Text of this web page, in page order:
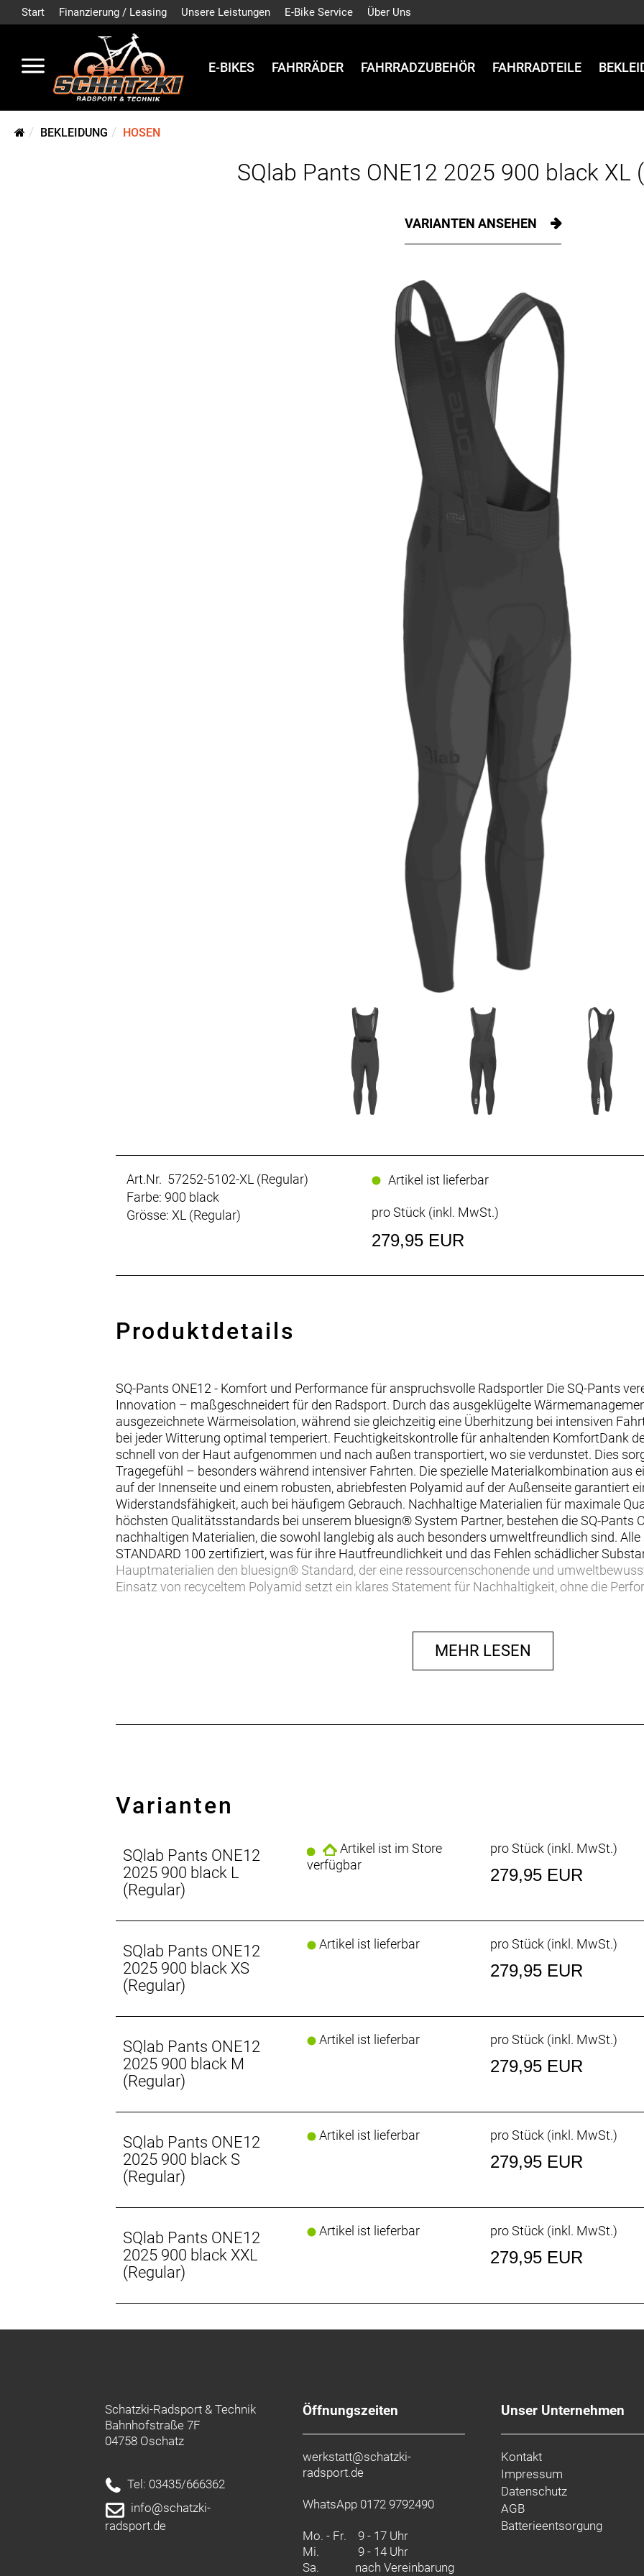
Start Finanzierung / Leasing Unsere Leistungen E-Bike Service Über Uns
E-BIKES FAHRRÄDER FAHRRADZUBEHÖR FAHRRADTEILE
BEKLEIDUNG HOSEN
SQlab Pants ONE12 2025 900 black XL
VARIANTEN ANSEHEN
Art.Nr. 57252-5102-XL (Regular)
Farbe: 900 black
Grösse: XL (Regular)
Artikel ist lieferbar
pro Stück (inkl. MwSt.)
279,95 EUR
Produktdetails
SQ-Pants ONE12 - Komfort und Performance für anspruchsvolle Radsportler Die SQ-Pants
Innovation – maßgeschneidert für den Radsport. Durch das ausgeklügelte
ausgezeichnete Wärmeisolation, während sie gleichzeitig eine Überhitzung bei intensiven
bei jeder Witterung optimal temperiert. Feuchtigkeitskontrolle für anhaltenden KomfortDank
schnell von der Haut aufgenommen und nach außen transportiert, wo sie verdunstet. Dies
Tragegefühl – besonders während intensiver Fahrten. Die spezielle Materialkombination aus
auf der Innenseite und einem robusten, abriebfesten Polyamid auf der Außenseite garantiert
Widerstandsfähigkeit, auch bei häufigem Gebrauch. Nachhaltige Materialien für maximale
höchsten Qualitätsstandards bei unserem bluesign® System Partner, bestehen die SQ-Pants
nachhaltigen Materialien, die sowohl langlebig als auch besonders umweltfreundlich sind.
STANDARD 100 zertifiziert, was für ihre Hautfreundlichkeit und das Fehlen schädlicher
Hauptmaterialien den bluesign® Standard, der eine ressourcenschonende und
Einsatz von recyceltem Polyamid setzt ein klares Statement für Nachhaltigkeit, ohne die
sorgt jedoch für eine optimale Dämpfung im Sattelbereich und bleibt auch auf langen
Komfort und Halt, ohne die Bewegungsfreiheit einzuschränken. Dieses durchdachte Design
Komfort und Leistung, ideal für anspruchsvolle Radsportler.
MEHR LESEN
Varianten
SQlab Pants ONE12
2025 900 black L
(Regular)
Artikel ist im Store
verfügbar
pro Stück (inkl. MwSt.)
279,95 EUR
SQlab Pants ONE12
2025 900 black XS
(Regular)
Artikel ist lieferbar pro Stück (inkl. MwSt.)
279,95 EUR
SQlab Pants ONE12
2025 900 black M
(Regular)
Artikel ist lieferbar pro Stück (inkl. MwSt.)
279,95 EUR
SQlab Pants ONE12
2025 900 black S
(Regular)
Artikel ist lieferbar pro Stück (inkl. MwSt.)
279,95 EUR
SQlab Pants ONE12
2025 900 black XXL
(Regular)
Artikel ist lieferbar pro Stück (inkl. MwSt.)
279,95 EUR
Schatzki-Radsport & Technik
Bahnhofstraße 7F
04758 Oschatz
Tel: 03435/666362
info@schatzki-
radsport.de
Öffnungszeiten
werkstatt@schatzki-
radsport.de
WhatsApp 0172 9792490
Mo. - Fr. 9 - 17 Uhr
Mi.
9 - 14 Uhr
Sa.
nach Vereinbarung
Unser Unternehmen
Kontakt
Impressum
Datenschutz
AGB
Batterieentsorgung